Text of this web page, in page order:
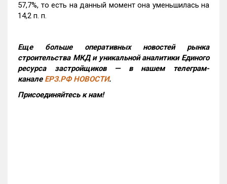
57,7%, то есть на данный момент она уменьшилась на
14,2 п. п.
Еще больше оперативных новостей рынка
строительства МКД и уникальной аналитики Единого
ресурса застройщиков — в нашем телеграм-
канале ЕРЗ.РФ НОВОСТИ.
Присоединяйтесь к нам!